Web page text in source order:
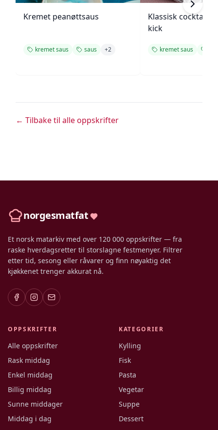
Kremet peanøttsaus
kremet saus saus +2
Klassisk
kick
kremet saus
← Tilbake til alle oppskrifter
norgesmatfat
Et norsk matarkiv med over 120 000 oppskrifter — fra
raske hverdagsretter til storslagne festmenyer. Filtrer
etter tid, sesong eller råvarer og finn nøyaktig det
kjøkkenet trenger akkurat nå.
OPPSKRIFTER
Alle oppskrifter
Rask middag
Enkel middag
Billig middag
Sunne middager
Middag i dag
KATEGORIER
Kylling
Fisk
Pasta
Vegetar
Suppe
Dessert